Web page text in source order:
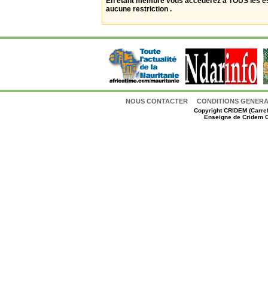
aucune restriction .
NOUS CONTACTER CONDITIONS
CopyrightCRIDEM
Enseigne de Cridem